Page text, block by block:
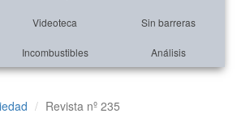
Videoteca Sin barreras
Incombustibles Análisis
Revista nº 235